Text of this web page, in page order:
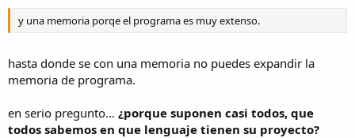
y una memoria porqe el programa es muy extenso.
hasta donde se con una memoria no puedes expandir la
memoria de programa.
en serio pregunto... ¿porque suponen casi todos, que
todos sabemos en que lenguaje tienen su proyecto?